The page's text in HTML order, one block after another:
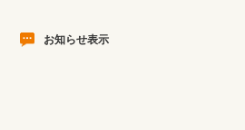
お知らせ表示